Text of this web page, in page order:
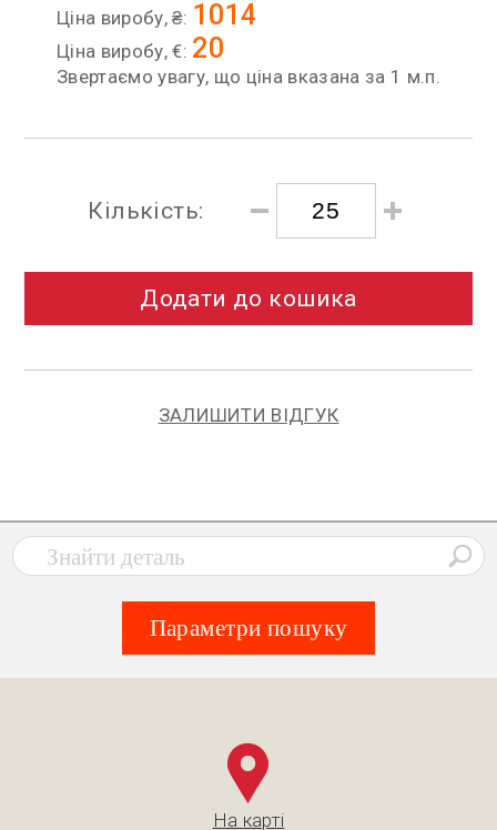
Ціна виробу, ₴: 1014
Ціна виробу, €: 20
Звертаємо увагу, що ціна вказана за 1 м.п.
Кількість:
Додати до кошика
ЗАЛИШИТИ ВІДГУК
Параметри пошуку
На карті